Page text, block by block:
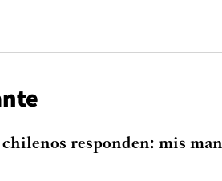
responden: mis